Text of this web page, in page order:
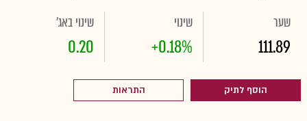
שער
111.89
שינוי
+0.18%
שינוי באג'
0.20
הוסף לתיק התראות